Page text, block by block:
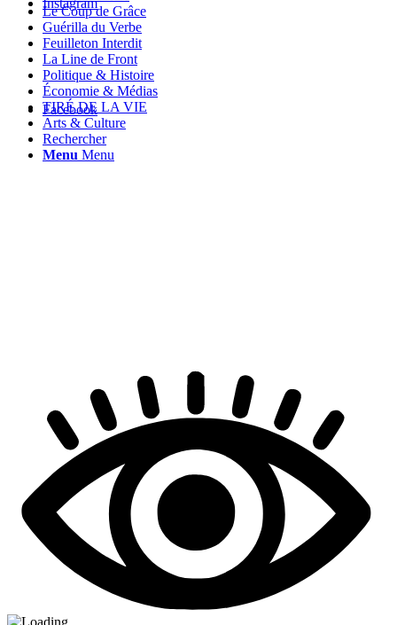
Instagram
Facebook
Le Coup de Grâce
Guérilla du Verbe
Feuilleton Interdit
La Line de Front
Politique & Histoire
Économie & Médias
TIRÉ DE LA VIE
Arts & Culture
Rechercher
Menu Menu